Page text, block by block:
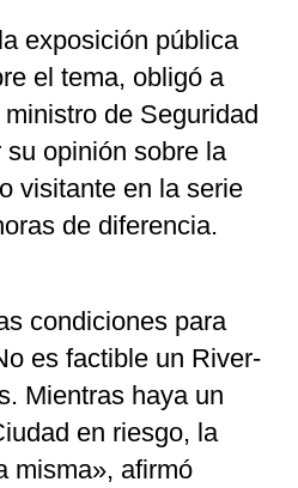
exposición pública
el tema, obligó a
de Seguridad
opinión sobre la
visitante en la serie
de diferencia.
condiciones para
es factible un River-
Mientras haya un
en riesgo, la
misma», afirmó